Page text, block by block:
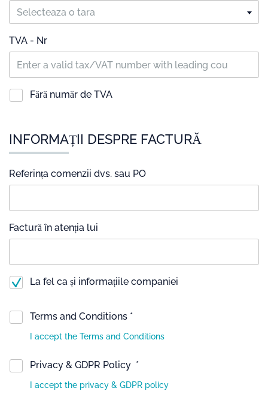
Selecteaza o tara
TVA - Nr
Fără număr de TVA
INFORMAȚII DESPRE FACTURĂ
Referința comenzii dvs. sau PO
Factură în atenția lui
La fel ca și informațiile companiei
Terms and Conditions *
I accept the Terms and Conditions
Privacy & GDPR Policy *
I accept the privacy & GDPR policy